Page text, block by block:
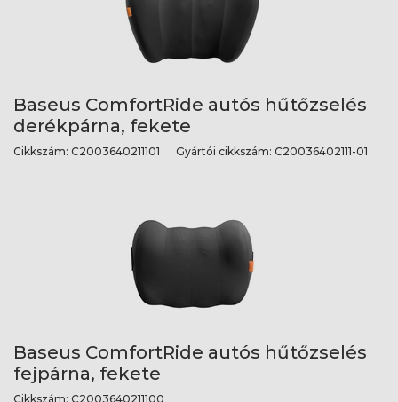
Baseus ComfortRide autós hűtőzselés
derékpárna, fekete
Cikkszám: C2003640211101 Gyártói cikkszám: C20036402111-01
Baseus ComfortRide autós hűtőzselés
fejpárna, fekete
Cikkszám: C2003640211100